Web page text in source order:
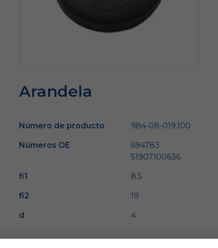
Arandela
Número de producto 984-08-019.100
Números OE
694783
51907100636
fi1 8.5
fi2 19
d 4